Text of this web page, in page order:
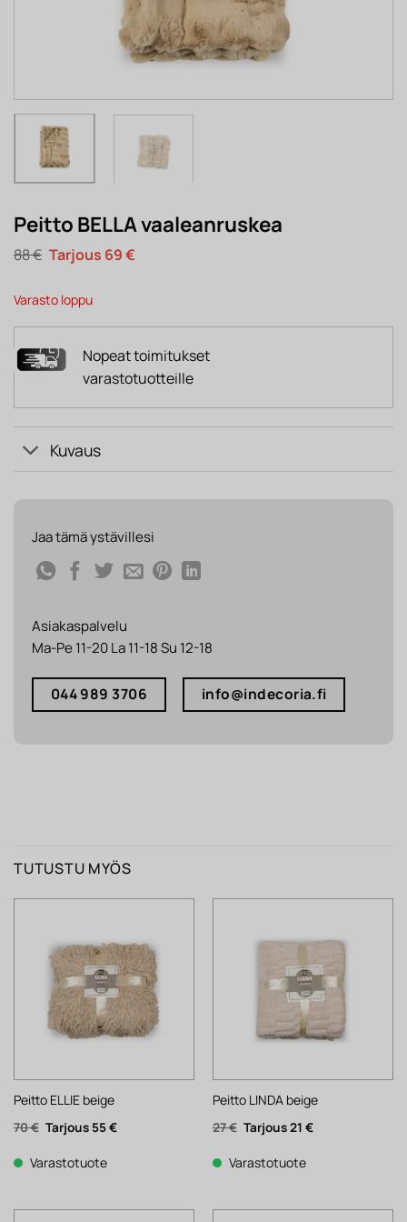
Peitto BELLA vaaleanruskea
88€ Alkuperäinen
hinta
88 €.
69€Nykyinen
Varasto loppu
Nopeat toimitukset
varastotuotteille
Kuvaus
Jaa tämä ystävillesi
Asiakaspalvelu
Ma-Pe 11-20 La 11-18 Su 12-18
044 989 3706 info@indecoria.fi
TUTUSTU MYÖS
Peitto ELLIE beige
70€ Alkuperäinen
hinta
70 €.
55€Nykyinen
Varastotuote
Peitto LINDA beige
27€ Alkuperäinen
hinta
27 €.
21 €Nykyinen
Varastotuote